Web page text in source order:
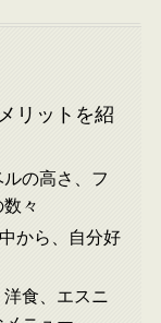
リットを紹
の高さ、フ
々
から、自分好
食、エスニ